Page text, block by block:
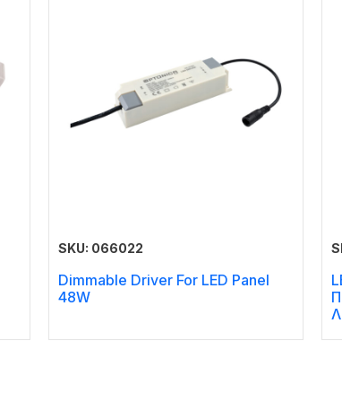
SKU: 066022
Dimmable Driver For LED Panel
48W